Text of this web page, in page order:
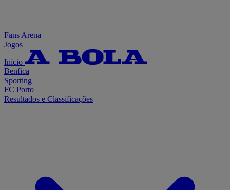
Fans Arena
Jogos
Início
Benfica
Sporting
FC Porto
Resultados e Classificações